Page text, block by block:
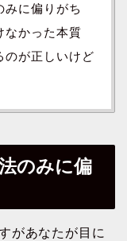
に偏りがち
なかった本質
のが正しいけど
のみに偏
があなたが目に